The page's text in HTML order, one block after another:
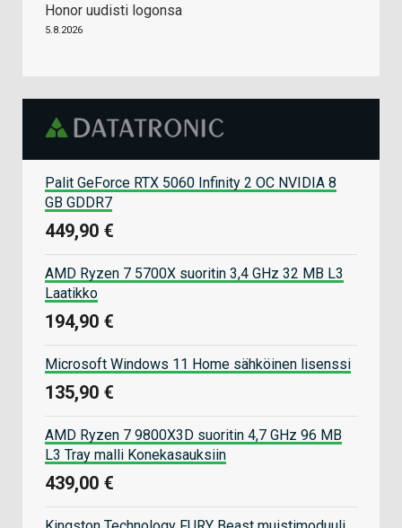
Honor uudisti logonsa
5.8.2026
Palit GeForce RTX 5060 Infinity 2 OC NVIDIA 8
GB GDDR7
449,90 €
AMD Ryzen 7 5700X suoritin 3,4 GHz 32 MB L3
Laatikko
194,90 €
Microsoft Windows 11 Home sähköinen lisenssi
135,90 €
AMD Ryzen 7 9800X3D suoritin 4,7 GHz 96 MB
L3 Tray malli Konekasauksiin
439,00 €